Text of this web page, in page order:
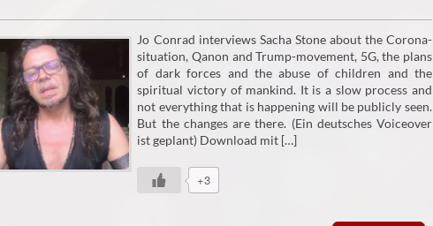
Jo Conrad interviews Sacha Stone about the Corona-
situation, Qanon and Trump-movement, 5G, the plans
of dark forces and the abuse of children and the
spiritual victory of mankind. It is a slow process and
not everything that is happening will be publicly seen.
But the changes are there. (Ein deutsches Voiceover
ist geplant) Download mit […]
+3